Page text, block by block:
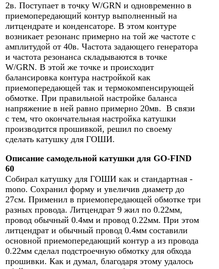
2в. Поступает в точку W/GRN и одновременно в
приемопередающий контур выполненный на
литцендрате и конденсаторе. В этом контуре
возникает резонанс примерно на той же частоте с
амплитудой от 40в. Частота задающего генератора
и частота резонанса складываются в точке
W/GRN. В этой же точке и происходит
балансировка контура настройкой как
приемопередающей так и термокомпенсирующей
обмотке. При правильной настройке баланса
напряжение в ней равно примерно 20мв. В связи
с тем, что окончательная настройка катушки
производится прошивкой, решил по своему
сделать катушку для ГОШИ.
Описание самодельной катушки для GO-FIND
60
Собирал катушку для ГОШИ как и стандартная -
mono. Сохранил форму и увеличив диаметр до
27см. Применил в приемопередающей обмотке три
разных провода. Литцендрат 9 жил по 0.22мм,
провод обычный 0.4мм и провод 0.22мм. При этом
литцендрат и обычный провод 0.4мм составили
основной приемопередающий контур а из провода
0.22мм сделал подстроечную обмотку для обхода
прошивки. Как и думал, благодаря этому удалось